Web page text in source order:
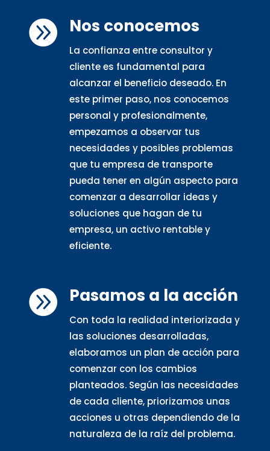
 Nos conocemos
La confianza entre consultor y
cliente es fundamental para
alcanzar el beneficio deseado. En
este primer paso, nos conocemos
personal y profesionalmente,
empezamos a observar tus
necesidades y posibles problemas
que tu empresa de transporte
pueda tener en algún aspecto para
comenzar a desarrollar ideas y
soluciones que hagan de tu
empresa, un activo rentable y
eficiente.
 Pasamos a la acción
Con toda la realidad interiorizada y
las soluciones desarrolladas,
elaboramos un plan de acción para
comenzar con los cambios
planteados. Según las necesidades
de cada cliente, priorizamos unas
acciones u otras dependiendo de la
naturaleza de la raíz del problema.